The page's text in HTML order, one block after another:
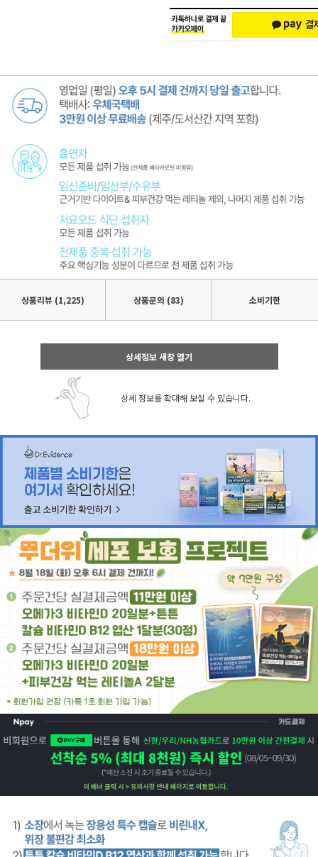
상품리뷰 (1,225) 상품문의 (83) 소비기한
상세정보 새창 열기
상세 정보를 확대해 보실 수 있습니다.